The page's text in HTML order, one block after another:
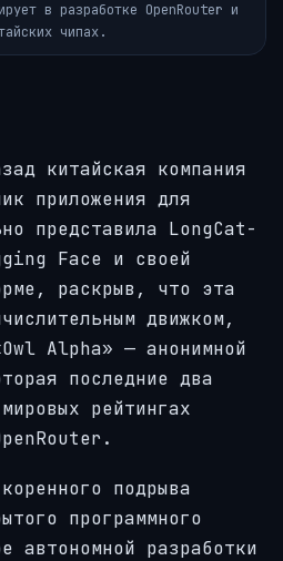
в разработке OpenRouter и
чипах.
китайская компания
приложения для
представила LongCat-
Face и своей
раскрыв, что эта
движком,
Alpha» — анонимной
последние два
рейтингах
подрыва
программного
автономной разработки